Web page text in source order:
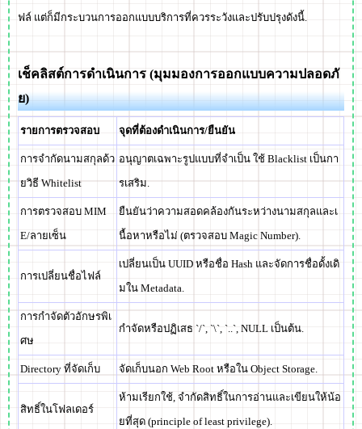
ฟล์ แต่ก็มีกระบวนการออกแบบบริการที่ควรระวังและปรับปรุงดังนี้.
เช็คลิสต์การดำเนินการ (มุมมองการออกแบบความปลอดภั
ย)
รายการตรวจสอบ จุดที่ต้องดำเนินการ/ยืนยัน
การจำกัดนามสกุลด้ว
ยวิธี Whitelist
อนุญาตเฉพาะรูปแบบที่จำเป็น ใช้ Blacklist เป็นกา
รเสริม.
การตรวจสอบ MIM
E/ลายเซ็น
ยืนยันว่าความสอดคล้องกันระหว่างนามสกุลและเ
นื้อหาหรือไม่ (ตรวจสอบ Magic Number).
การเปลี่ยนชื่อไฟล์
เปลี่ยนเป็น UUID หรือชื่อ Hash และจัดการชื่อดั้งเดิ
มใน Metadata.
การกำจัดตัวอักษรพิเ
ศษ
กำจัดหรือปฏิเสธ `/`, `\`, `..`, NULL เป็นต้น.
Directory ที่จัดเก็บ จัดเก็บนอก Web Root หรือใน Object Storage.
สิทธิ์ในโฟลเดอร์
ห้ามเรียกใช้, จำกัดสิทธิ์ในการอ่านและเขียนให้น้อ
ยที่สุด (principle of least privilege).